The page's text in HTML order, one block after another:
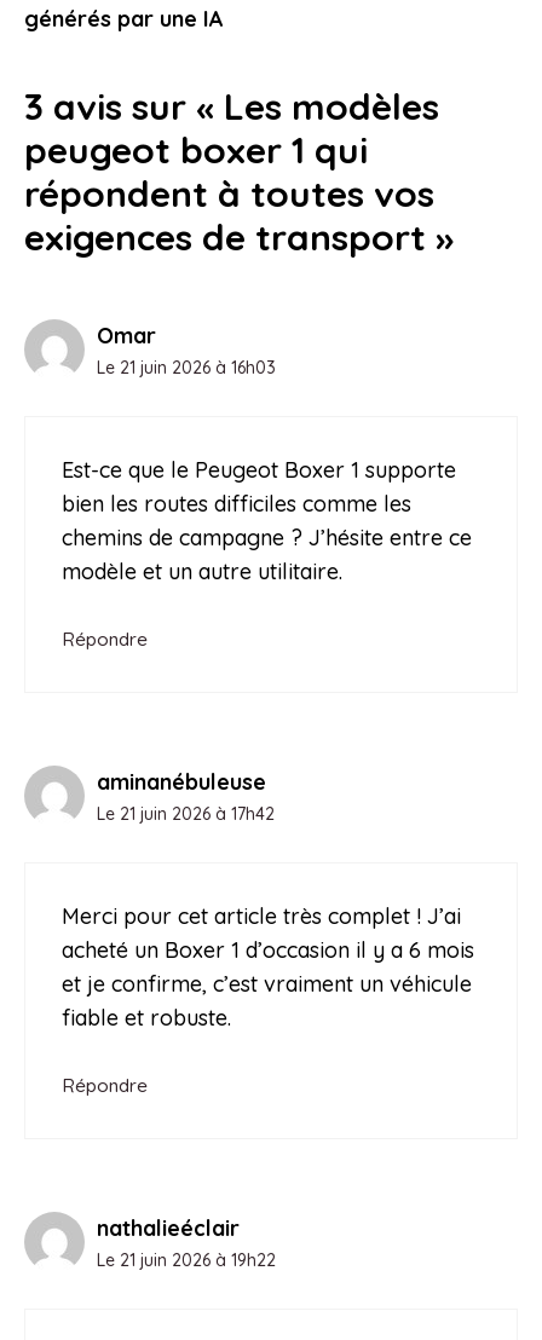
29 janvier 2026
générés par une IA
3 avis sur « Les modèles
peugeot boxer 1 qui
répondent à toutes vos
exigences de transport »
Omar
Le 21 juin 2026 à 16h03
Est-ce que le Peugeot Boxer 1 supporte
bien les routes difficiles comme les
chemins de campagne ? J’hésite entre ce
modèle et un autre utilitaire.
Répondre
aminanébuleuse
Le 21 juin 2026 à 17h42
Merci pour cet article très complet ! J’ai
acheté un Boxer 1 d’occasion il y a 6 mois
et je confirme, c’est vraiment un véhicule
fiable et robuste.
Répondre
nathalieéclair
Le 21 juin 2026 à 19h22